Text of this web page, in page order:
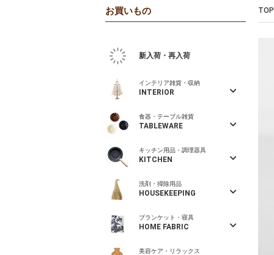
TOP
お買いもの
新入荷・再入荷
インテリア雑貨・収納
INTERIOR
食器・テーブル雑貨
TABLEWARE
キッチン用品・調理器具
KITCHEN
洗剤・掃除用品
HOUSEKEEPING
ブランケット・寝具
HOME FABRIC
美容ケア・リラックス